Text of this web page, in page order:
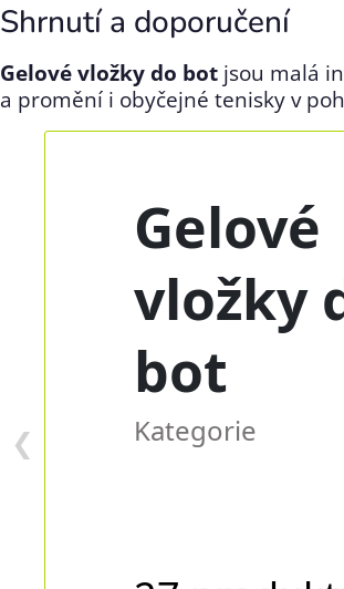
Shrnutí a doporučení
Gelové vložky do bot jsou malá
a promění i obyčejné tenisky v